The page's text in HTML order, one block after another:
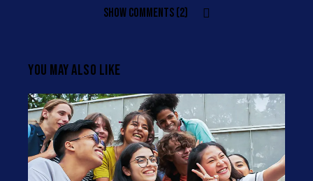
SHOW COMMENTS (2)
YOU MAY ALSO LIKE